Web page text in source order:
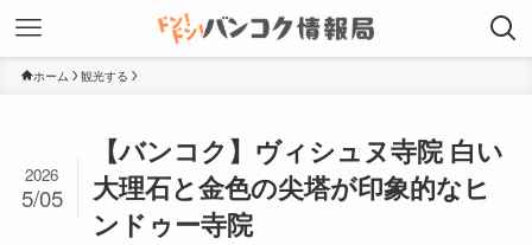
ホーム 観光する
【バンコク】ヴィシュヌ寺院 白い
大理石と金色の尖塔が印象的なヒ
ンドゥー寺院
2026
5/05